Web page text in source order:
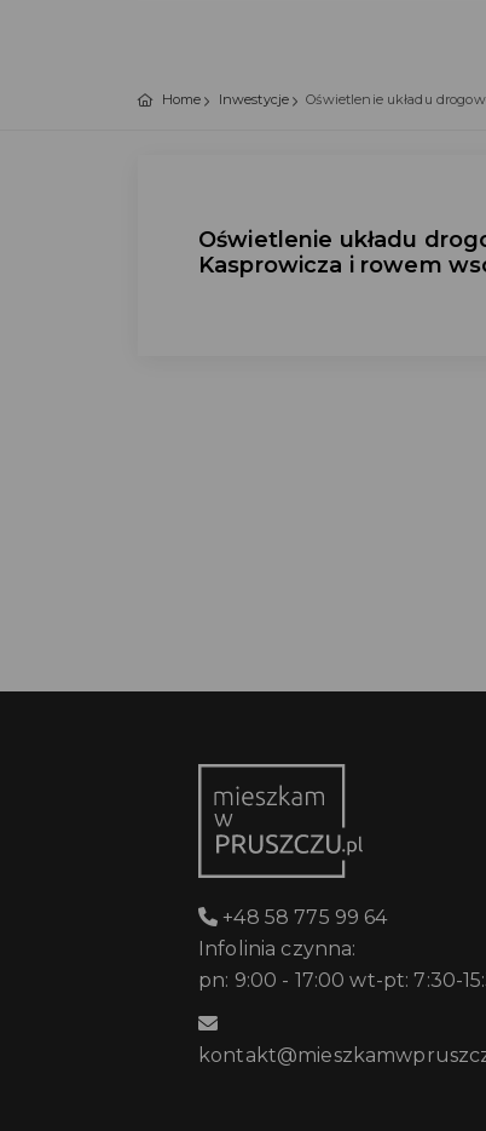
Home Inwestycje Oświetlenie układu
Oświetlenie układu
Kasprowicza i rowem
+48 58 775 99 64
Infolinia czynna:
pn: 9:00 - 17:00 wt-pt: 7:30-